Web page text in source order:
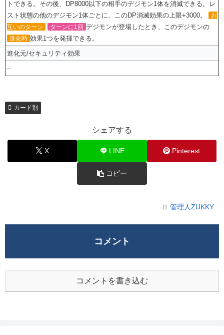
トできる。その後、DP8000以下の相手のデジモン1体を消滅できる。レ
スト状態の他のデジモン1体ごとに、このDP消滅効果の上限+3000。
お
互いのターン
ターンに1回 デジモンが登場したとき、このデジモンの
進化時 効果1つを発揮できる。
進化元/セキュリティ効果
–
カード別
シェアする
X LINE Pinterest
コピー
管理人ZUKKY
コメント
コメントを書き込む